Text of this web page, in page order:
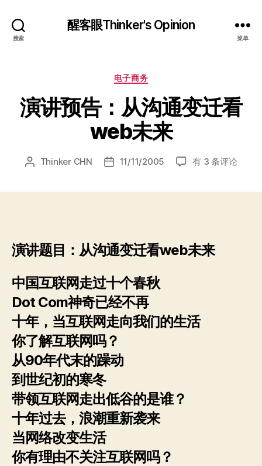
搜索
醒客眼Thinker's Opinion
菜单
分
电子商务
演讲预告：从沟通变迁看
web未来
文 Thinker CHN
发 11/11/2005
演
变
来
有 3 条评论
演讲题目：从沟通变迁看web未来
中国互联网走过十个春秋
Dot Com神奇已经不再
十年，当互联网走向我们的生活
你了解互联网吗？
从90年代末的躁动
到世纪初的寒冬
带领互联网走出低谷的是谁？
十年过去，浪潮重新袭来
当网络改变生活
你有理由不关注互联网吗？